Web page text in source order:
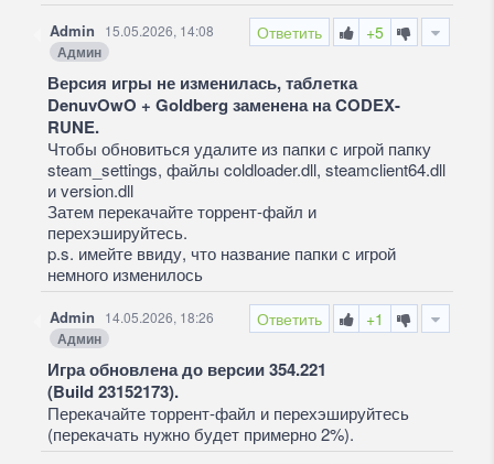
Ответить +5
Admin 15.05.2026, 14:08
Админ
Версия игры не изменилась, таблетка
DenuvOwO + Goldberg заменена на CODEX-
RUNE.
Чтобы обновиться удалите из папки с игрой папку
steam_settings, файлы coldloader.dll, steamclient64.dll
и version.dll
Затем перекачайте торрент-файл и
перехэшируйтесь.
p.s. имейте ввиду, что название папки с игрой
немного изменилось
Ответить +1
Admin 14.05.2026, 18:26
Админ
Игра обновлена до версии 354.221
(Build 23152173).
Перекачайте торрент-файл и перехэшируйтесь
(перекачать нужно будет примерно 2%).